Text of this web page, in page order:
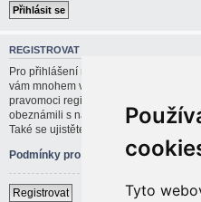
Tyto
REGISTROVAT
Pro přihlášení musíte být registrován/
vám mnohem větší možnosti.
pravomoci registrovaným uživatelům.
obeznámili s našimi podmínkami pro
Také se ujistěte, že si přečtete
Podmínky pro užívání
|Ochrana
Registrovat